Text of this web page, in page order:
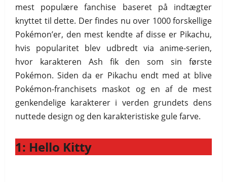
mest populære fanchise baseret på indtægter
knyttet til dette. Der findes nu over 1000 forskellige
Pokémon’er, den mest kendte af disse er Pikachu,
hvis popularitet blev udbredt via anime-serien,
hvor karakteren Ash fik den som sin første
Pokémon. Siden da er Pikachu endt med at blive
Pokémon-franchisets maskot og en af de mest
genkendelige karakterer i verden grundets dens
nuttede design og den karakteristiske gule farve.
1: Hello Kitty